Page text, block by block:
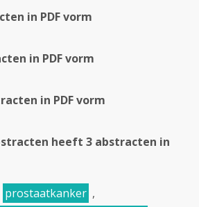
in PDF vorm
in PDF vorm
in PDF vorm
heeft 3 abstracten in
prostaatkanker ,